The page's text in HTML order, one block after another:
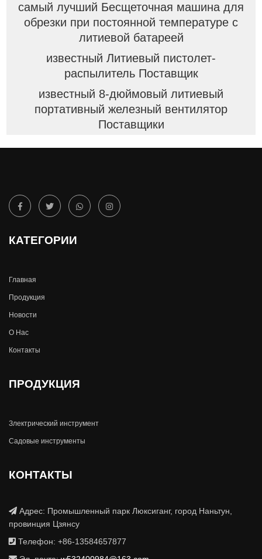
самый лучший Бесщеточная машина для
обрезки при постоянной температуре с
литиевой батареей
известный Литиевый пистолет-
распылитель Поставщик
известный 8-дюймовый литиевый
портативный железный вентилятор
Поставщики
КАТЕГОРИИ
Главная
Продукция
Новости
О Hас
Контакты
ПРОДУКЦИЯ
Злектрический инструмент
Садовые инструменты
КОНТАКТЫ
Адрес: Промышленный парк Люксиганг, город Наньтун,
провинция Цзянсу
Телефон: +86-13584657877